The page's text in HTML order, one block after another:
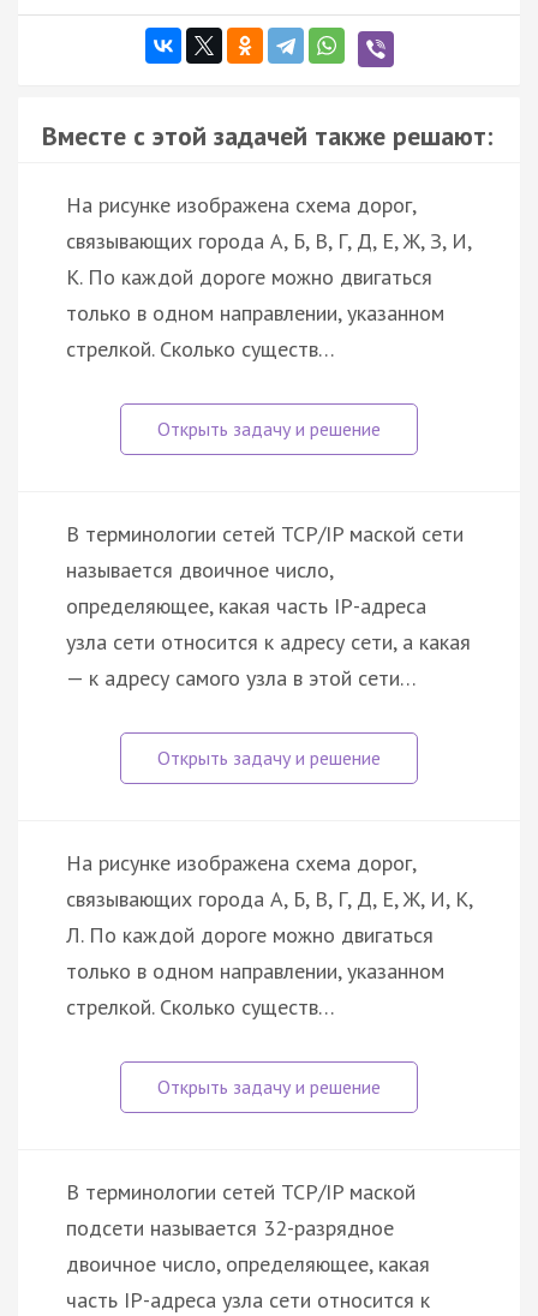
Вместе с этой задачей также решают:
На рисунке изображена схема дорог,
связывающих города А, Б, В, Г, Д, Е, Ж, З, И,
К. По каждой дороге можно двигаться
только в одном направлении, указанном
стрелкой. Сколько существ…
В терминологии сетей TCP/IP маской сети
называется двоичное число,
определяющее, какая часть IP-адреса
узла сети относится к адресу сети, а какая
— к адресу самого узла в этой сети…
На рисунке изображена схема дорог,
связывающих города А, Б, В, Г, Д, Е, Ж, И, К,
Л. По каждой дороге можно двигаться
только в одном направлении, указанном
стрелкой. Сколько существ…
В терминологии сетей TCP/IP маской
подсети называется 32-разрядное
двоичное число, определяющее, какая
часть IP-адреса узла сети относится к